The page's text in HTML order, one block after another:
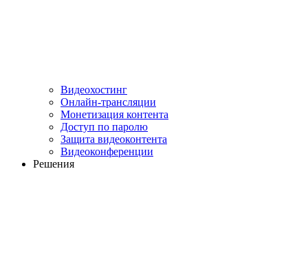
Видеохостинг
Онлайн-трансляции
Монетизация контента
Доступ по паролю
Защита видеоконтента
Видеоконференции
Решения